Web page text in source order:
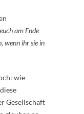
am Ende
wenn ihr sie in
wie
Gesellschaft